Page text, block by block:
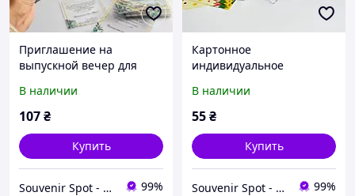
Приглашение на
выпускной вечер для
акриловая
пригласительная
В наличии
107₴
Купить
Souvenir Spot - Оригинальные сувенирные изделия 99%
Картонное
индивидуальное
выпускной Приглашение
на выпускной в садик,
В наличии
55₴
Купить
Souvenir Spot - Оригинальные сувенирные изделия 99%